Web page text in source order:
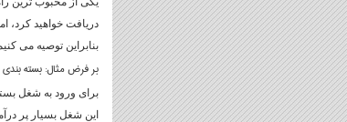
دریافت خواهید کرد،
بنابراین توصیه می
بر فرض مثال: بسته بندی
برای ورود به شغل
این شغل بسیار پر